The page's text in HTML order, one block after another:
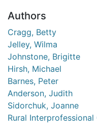
Authors
Cragg, Betty
Jelley, Wilma
Johnstone, Brigitte
Hirsh, Michael
Barnes, Peter
Anderson, Judith
Sidorchuk, Joanne
Rural